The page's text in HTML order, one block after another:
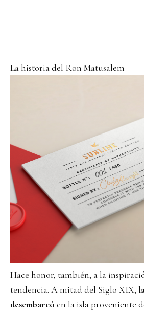
La historia del Ron Matusalem
Hace honor, también, a la
tendencia. A mitad del Siglo XIX,
desembarcó en la isla proveniente